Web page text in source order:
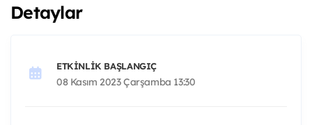
Detaylar
ETKINLIK BAŞLANGIÇ
08 Kasım 2023 Çarşamba 13:30